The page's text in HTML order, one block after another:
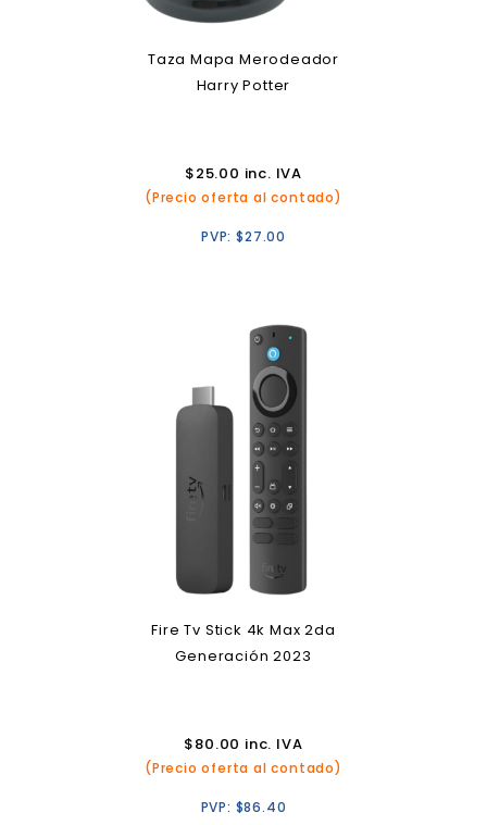
Taza Mapa Merodeador
Harry Potter
$25.00 inc. IVA
(Precio oferta al contado)
PVP:$27.00
Fire Tv Stick 4k Max 2da
Generación 2023
$80.00 inc. IVA
(Precio oferta al contado)
PVP: $86.40